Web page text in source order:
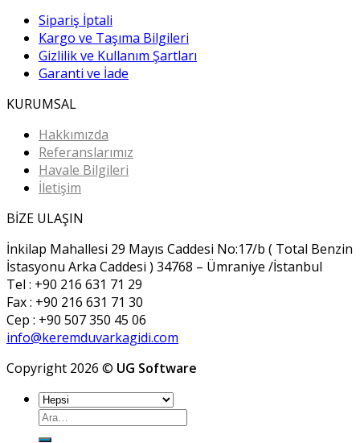
Sipariş İptali
Kargo ve Taşıma Bilgileri
Gizlilik ve Kullanım Şartları
Garanti ve İade
KURUMSAL
Hakkımızda
Referanslarımız
Havale Bilgileri
İletişim
BİZE ULAŞIN
İnkilap Mahallesi 29 Mayıs Caddesi No:17/b ( Total Benzin
İstasyonu Arka Caddesi ) 34768 – Ümraniye /İstanbul
Tel : +90 216 631 71 29
Fax : +90 216 631 71 30
Cep : +90 507 350 45 06
info@keremduvarkagidi.com
Copyright 2026 © UG Software
Ara: